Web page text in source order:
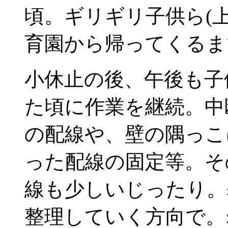
頃。ギリギリ子供ら(
育園から帰ってくる
小休止の後、午後も
た頃に作業を継続。
の配線や、壁の隅っ
った配線の固定等。
線も少しいじったり
整理していく方向で